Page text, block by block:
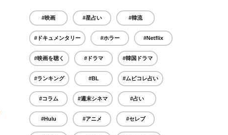
#映画 #星占い #韓流
#ドキュメンタリー #ホラー #Netflix
#映画を聴く #ドラマ #韓国ドラマ
#ランキング #BL #ムビコレ占い
#コラム #週末シネマ #占い
#Hulu #アニメ #セレブ